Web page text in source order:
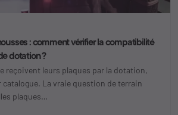
: comment vérifier la compatibilité
dotation ?
reçoivent leurs plaques par la dotation,
La vraie question de terrain
plaques…